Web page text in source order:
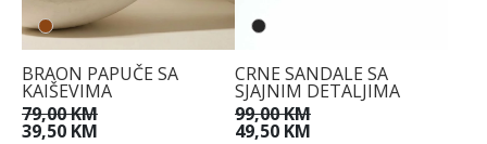
BRAON PAPUČE SA
KAIŠEVIMA
79,00 KM
39,50 KM
CRNE SANDALE SA
SJAJNIM DETALJIMA
99,00 KM
49,50 KM